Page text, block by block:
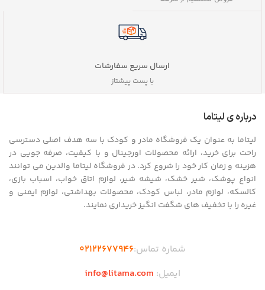
ارسال سریع سفارشات
با پست پیشتاز
درباره ی لیتاما
لیتاما به عنوان یک فروشگاه مادر و کودک با سه هدف اصلی دسترسی
راحت برای خرید، ارائه محصولات اورجینال و با کیفیت، صرفه جویی در
هزینه و زمان کار خود را شروع کرد. در فروشگاه لیتاما والدین می توانند
انواع پوشک، شیر خشک، شیشه شیر، لوازم اتاق خواب، اسباب بازی،
کالسکه، لوازم مادر، لباس کودک، محصولات بهداشتی، لوازم ایمنی و
غیره را با تخفیف های شگفت انگیز خریداری نمایند.
شماره تماس:02122677946
ایمیل: info@litama.com